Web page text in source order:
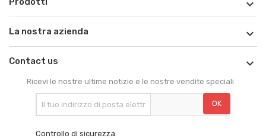

La nostra azienda 
Contact us 
Ricevi le nostre ultime notizie e le nostre vendite speciali
Controllo di sicurezza